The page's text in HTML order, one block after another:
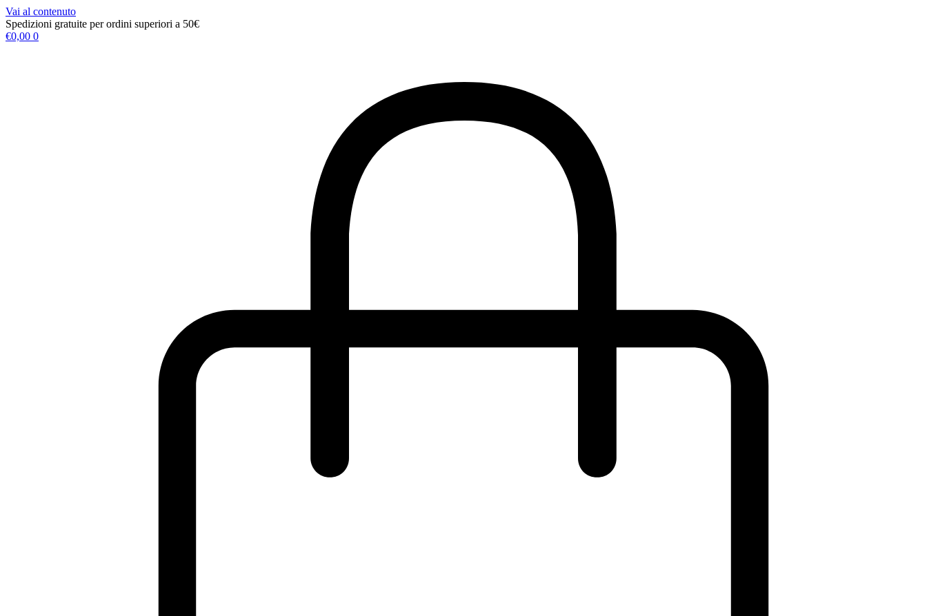
Vai al contenuto
Spedizioni gratuite per ordini superiori a 50€
€0,00 0